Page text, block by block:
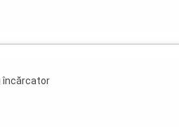
încărcator